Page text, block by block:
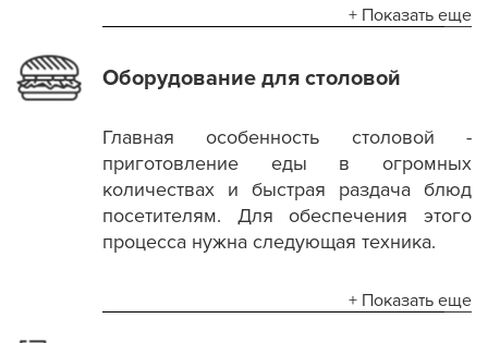
+ Показать еще
Оборудование для столовой
Главная особенность столовой -
приготовление еды в огромных
количествах и быстрая раздача блюд
посетителям. Для обеспечения этого
процесса нужна следующая техника.
+ Показать еще